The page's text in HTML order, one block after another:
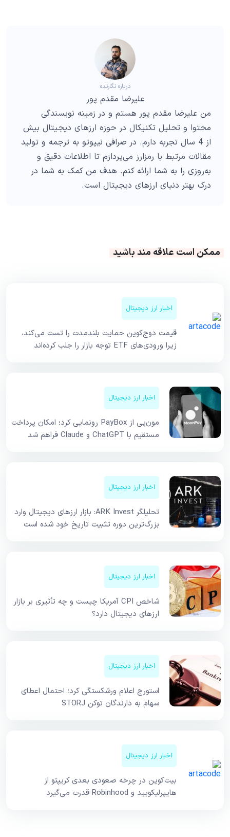
درباره نگارنده
علیرضا مقدم پور
من علیرضا مقدم پور هستم و در زمینه نویسندگی
محتوا و تحلیل تکنیکال در حوزه ارزهای دیجیتال بیش
از 4 سال تجربه دارم. در صرافی نیپوتو به ترجمه و تولید
مقالات مرتبط با رمزارز می‌پردازم تا اطلاعات دقیق و
به‌روزی را به شما ارائه کنم. هدف من کمک به شما در
درک بهتر دنیای ارزهای دیجیتال است.
ممکن است علاقه مند باشید
اخبار ارز دیجیتال
قیمت دوج‌کوین حمایت بلندمدت را تست می‌کند،
زیرا ورودی‌های ETF توجه بازار را جلب کرده‌اند
اخبار ارز دیجیتال
مون‌پی از PayBox رونمایی کرد؛ امکان پرداخت
مستقیم با ChatGPT و Claude فراهم شد
اخبار ارز دیجیتال
تحلیلگر ARK Invest: بازار ارزهای دیجیتال وارد
بزرگ‌ترین دوره تثبیت تاریخ خود شده است
اخبار ارز دیجیتال
شاخص CPI آمریکا چیست و چه تأثیری بر بازار
ارزهای دیجیتال دارد؟
اخبار ارز دیجیتال
استورج اعلام ورشکستگی کرد؛ احتمال اعطای
سهام به دارندگان توکن STORJ
اخبار ارز دیجیتال
بیت‌کوین در چرخه صعودی بعدی کریپتو از
هایپرلیکویید و Robinhood قدرت می‌گیرد